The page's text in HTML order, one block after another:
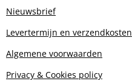
Nieuwsbrief
Levertermijn en verzendkosten
Algemene voorwaarden
Privacy & Cookies policy